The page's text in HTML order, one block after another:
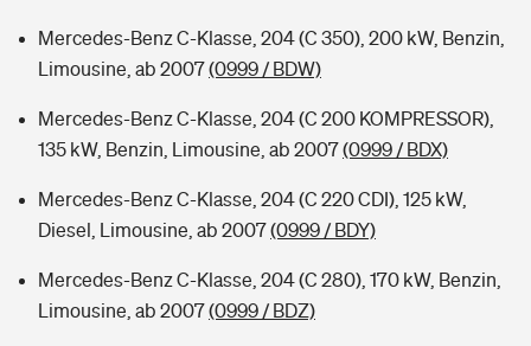
Mercedes-Benz C-Klasse, 204 (C 350), 200 kW, Benzin,
Limousine, ab 2007(0999 / BDW)
Mercedes-Benz C-Klasse, 204 (C 200 KOMPRESSOR),
135 kW, Benzin, Limousine, ab 2007(0999 / BDX)
Mercedes-Benz C-Klasse, 204 (C 220 CDI), 125 kW,
Diesel, Limousine, ab 2007(0999 / BDY)
Mercedes-Benz C-Klasse, 204 (C 280), 170 kW, Benzin,
Limousine, ab 2007(0999 / BDZ)